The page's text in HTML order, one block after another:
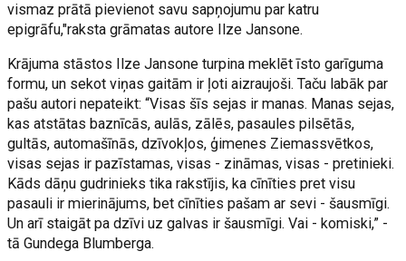
vismaz prātā pievienot savu sapņojumu par katru
epigrāfu,"raksta grāmatas autore Ilze Jansone.
Krājuma stāstos Ilze Jansone turpina meklēt īsto garīguma
formu, un sekot viņas gaitām ir ļoti aizraujoši. Taču labāk par
pašu autori nepateikt: “Visas šīs sejas ir manas. Manas sejas,
kas atstātas baznīcās, aulās, zālēs, pasaules pilsētās,
gultās, automašīnās, dzīvokļos, ģimenes Ziemassvētkos,
visas sejas ir pazīstamas, visas - zināmas, visas - pretinieki.
Kāds dāņu gudrinieks tika rakstījis, ka cīnīties pret visu
pasauli ir mierinājums, bet cīnīties pašam ar sevi - šausmīgi.
Un arī staigāt pa dzīvi uz galvas ir šausmīgi. Vai - komiski,” -
tā Gundega Blumberga.